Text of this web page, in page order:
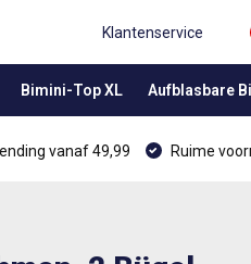
Klantenservice
Bimini-Top XL Aufblasbare
vanaf 49,99 Ruime